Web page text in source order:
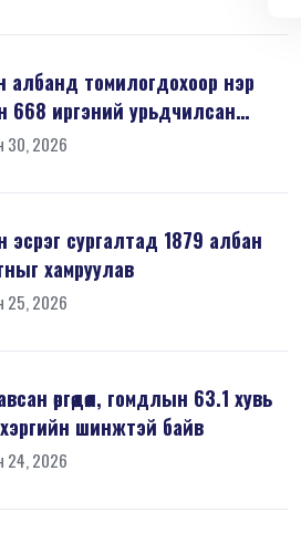
албанд томилогдохоор нэр
668 иргэний урьдчилсан
30, 2026
эсрэг сургалтад 1879 албан
хамруулав
25, 2026
өргөдөл, гомдлын 63.1 хувь
шинжтэй байв
24, 2026